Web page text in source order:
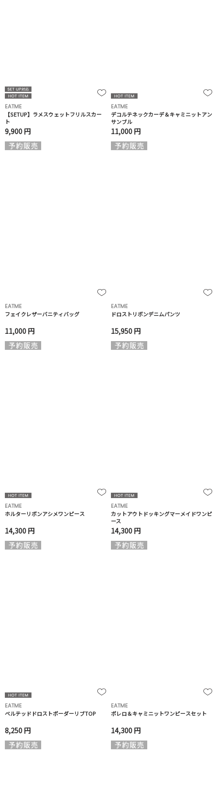
EATME
【SETUP】ラメスウェットフリルスカー
ト
9,900 円
EATME
デコルテネックカーデ＆キャミニットアン
サンブル
11,000 円
EATME
フェイクレザーバニティバッグ
11,000 円
EATME
ドロストリボンデニムパンツ
15,950 円
EATME
ホルターリボンアシメワンピース
14,300 円
EATME
カットアウトドッキングマーメイドワンピ
ース
14,300 円
EATME
ベルテッドドロストボーダーリブTOP
8,250 円
EATME
ボレロ＆キャミニットワンピースセット
14,300 円